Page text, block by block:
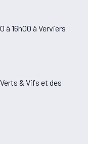
à 16h00 à Verviers
& Vifs et des